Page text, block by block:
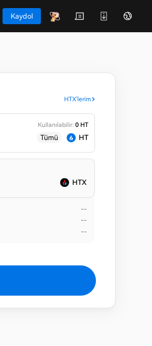
Kaydol
HTX'lerim
Kullanılabilir: 0 HT
Tümü HT
HTX
--
--
--